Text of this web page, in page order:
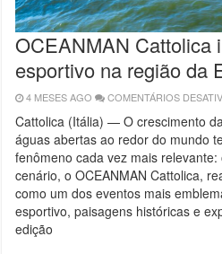
OCEANMAN Cattolica
esportivo na região da
4 MESES AGO COMENTÁRIOS
Cattolica (Itália) — O crescimento
águas abertas ao redor do mundo
fenômeno cada vez mais
cenário, o OCEANMAN Cattolica,
como um dos eventos mais
esportivo, paisagens históricas e
edição